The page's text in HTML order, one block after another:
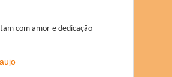
com amor e dedicação